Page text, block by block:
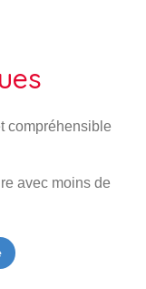
compréhensible